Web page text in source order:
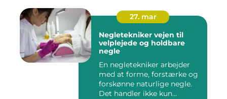
27. mar
Negletekniker vejen til
velplejede og holdbare
negle
En negletekniker arbejder
med at forme, forstærke og
forskønne naturlige negle.
Det handler ikke kun...